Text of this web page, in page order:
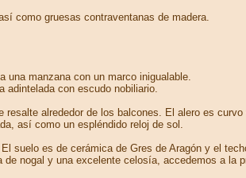
como gruesas contraventanas de madera.
una manzana con un marco inigualable.
adintelada con escudo nobiliario.
alrededor de los balcones. El alero es
así como un espléndido reloj de sol.
suelo es de cerámica de Gres de Aragón y el
nogal y una excelente celosía, accedemos a la